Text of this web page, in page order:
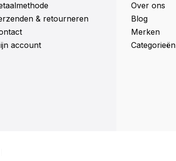
& retourneren
account
Over ons
Blog
Merken
Categorieën